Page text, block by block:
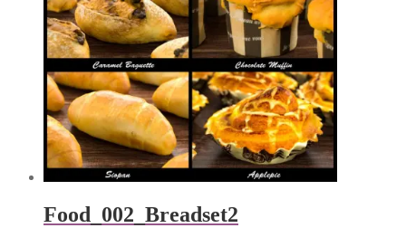
Food_002_Breadset2